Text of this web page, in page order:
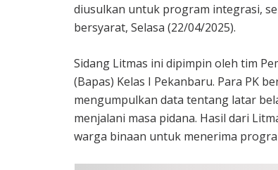
diusulkan untuk program integrasi,
bersyarat, Selasa (22/04/2025).
Sidang Litmas ini dipimpin oleh tim
(Bapas) Kelas I Pekanbaru. Para PK
mengumpulkan data tentang latar
menjalani masa pidana. Hasil dari
warga binaan untuk menerima